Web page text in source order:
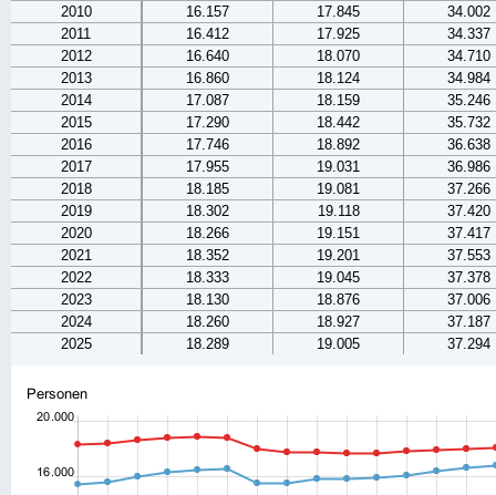
2010
16.157 17.845
34.002
2011
16.412 17.925
34.337
2012
16.640 18.070
34.710
2013
16.860 18.124
34.984
2014
17.087 18.159
35.246
2015
17.290 18.442
35.732
2016
17.746 18.892
36.638
2017
17.955 19.031
36.986
2018
18.185 19.081
37.266
2019
18.302 19.118
37.420
2020
18.266 19.151
37.417
2021
18.352 19.201
37.553
2022
18.333 19.045
37.378
2023
18.130 18.876
37.006
2024
18.260 18.927
37.187
2025
18.289 19.005 37.294